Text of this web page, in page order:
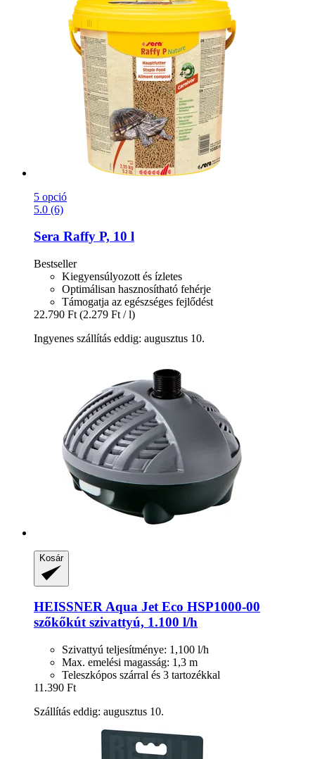
5 opció
5.0 (6)
Sera Raffy P, 10 l
Bestseller
Kiegyensúlyozott és ízletes
Optimálisan hasznosítható fehérje
Támogatja az egészséges fejlődést
22.790 Ft (2.279 Ft / l)
Ingyenes szállítás eddig: augusztus 10.
Kosár
HEISSNERAqua Jet Eco HSP1000-​00
szőkőkút szivattyú, 1.100 l/h
Szivattyú teljesítménye: 1,100 l/h
Max. emelési magasság: 1,3 m
Teleszkópos szárral és 3 tartozékkal
11.390 Ft
Szállítás eddig: augusztus 10.